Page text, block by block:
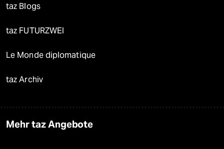
taz Blogs
taz FUTURZWEI
Le Monde diplomatique
taz Archiv
Mehr taz Angebote